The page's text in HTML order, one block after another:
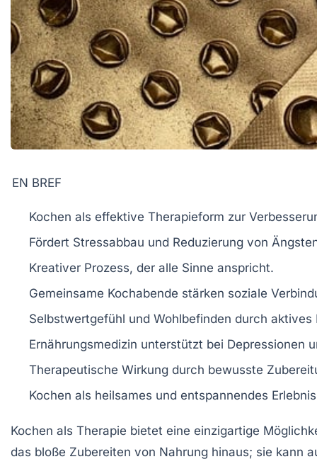
EN BREF
Kochen als effektive Therapieform zur
Fördert Stressabbau und Reduzierung von
Kreativer Prozess, der alle Sinne anspricht.
Gemeinsame Kochabende stärken soziale
Selbstwertgefühl und Wohlbefinden durch aktives
Ernährungsmedizin unterstützt bei Depressionen
Therapeutische Wirkung durch bewusste
Kochen als heilsames und entspannendes
Kochen als Therapie bietet eine einzigartige
das bloße Zubereiten von Nahrung hinaus; sie kann